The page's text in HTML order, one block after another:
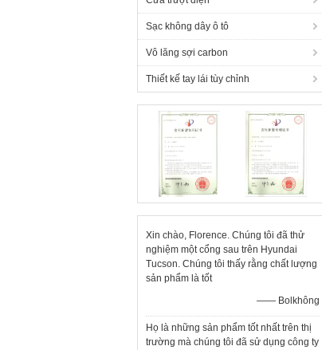
Sạc không dây ô tô
Vô lăng sợi carbon
Thiết kế tay lái tùy chỉnh
Xin chào, Florence. Chúng tôi đã thử
nghiệm một cổng sau trên Hyundai
Tucson. Chúng tôi thấy rằng chất lượng
sản phẩm là tốt
—— Bolkhông
Họ là những sản phẩm tốt nhất trên thị
trường mà chúng tôi đã sử dụng công ty